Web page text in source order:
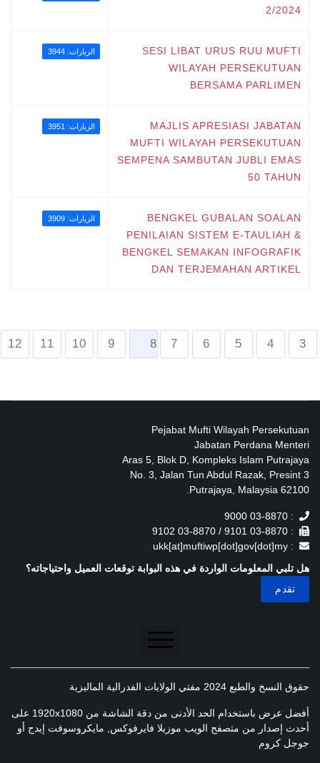
2/2024
SESI LIBAT URUS RUU MUFTI
WILAYAH PERSEKUTUAN
BERSAMA PARLIMEN
الزيارات: 3944
MAJLIS APRESIASI JABATAN
MUFTI WILAYAH PERSEKUTUAN
SEMPENA SAMBUTAN JUBLI EMAS
50 TAHUN
الزيارات: 3951
BENGKEL GUBALAN SOALAN
PENILAIAN SISTEM E-TAULIAH &
BENGKEL SEMAKAN INFOGRAFIK
DAN TERJEMAHAN ARTIKEL
الزيارات: 3909
3
4
5
6
7
8
9
10
11
12
Pejabat Mufti Wilayah Persekutuan
Jabatan Perdana Menteri
Aras 5, Blok D, Kompleks Islam Putrajaya
No. 3, Jalan Tun Abdul Razak, Presint 3
62100 Putrajaya, Malaysia.
: 03-8870 9000
: 03-8870 9101 / 03-8870 9102
: ukk[at]muftiwp[dot]gov[dot]my
هل تلبي المعلومات الواردة في هذه البوابة توقعات العميل واحتياجاته؟
تنصل
سياسة الخصوصية
سياسة الخصوصية
سياسة تطبيق الخصوصية
حقوق النسخ والطبع 2024 مفتي الولايات الفدرالية الماليزية
أفضل عرض باستخدام الحد الأدنى من دقة الشاشة من 1920x1080 على
أحدث إصدار من متصفح الويب موزيلا فايرفوكس, مايكروسوفت إيدج أو
جوجل كروم